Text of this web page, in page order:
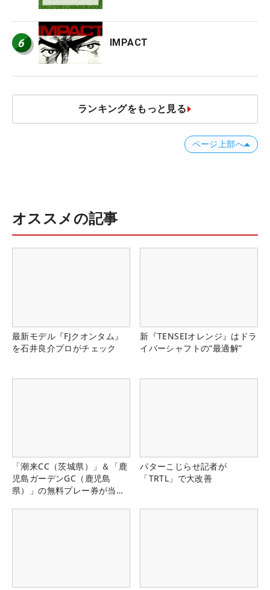
6 IMPACT
ランキングをもっと見る
ページ上部へ
オススメの記事
最新モデル『FJクオンタム』
を石井良介プロがチェック
新『TENSEIオレンジ』はドラ
イバーシャフトの“最適解”
「潮来CC（茨城県）」＆「鹿
児島ガーデンGC（鹿児島
県）」の無料プレー券が当た
パターこじらせ記者が
「TRTL」で大改善